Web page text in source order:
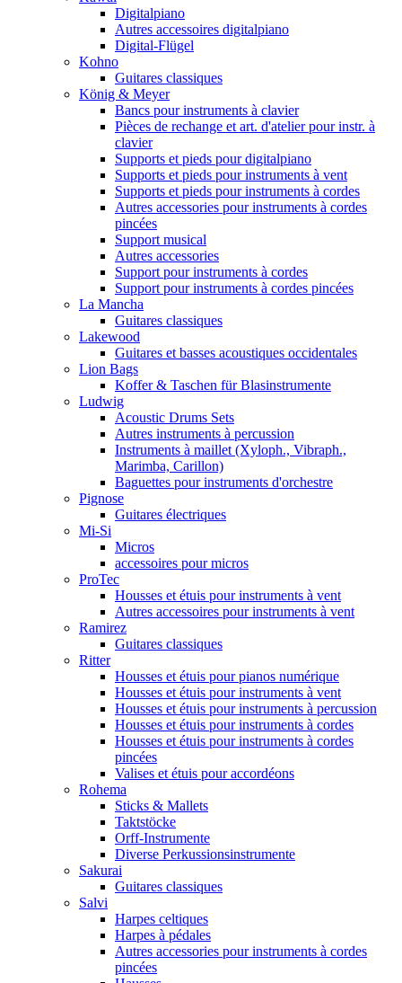
Digitalpiano
Autres accessoires digitalpiano
Digital-Flügel
Kohno
Guitares classiques
König & Meyer
Bancs pour instruments à clavier
Pièces de rechange et art. d'atelier pour instr. à
clavier
Supports et pieds pour digitalpiano
Supports et pieds pour instruments à vent
Supports et pieds pour instruments à cordes
Autres accessories pour instruments à cordes
pincées
Support musical
Autres accessories
Support pour instruments à cordes
Support pour instruments à cordes pincées
La Mancha
Guitares classiques
Lakewood
Guitares et basses acoustiques occidentales
Lion Bags
Koffer & Taschen für Blasinstrumente
Ludwig
Acoustic Drums Sets
Autres instruments à percussion
Instruments à maillet (Xyloph., Vibraph.,
Marimba, Carillon)
Baguettes pour instruments d'orchestre
Pignose
Guitares électriques
Mi-Si
Micros
accessoires pour micros
ProTec
Housses et étuis pour instruments à vent
Autres accessoires pour instruments à vent
Ramirez
Guitares classiques
Ritter
Housses et étuis pour pianos numérique
Housses et étuis pour instruments à vent
Housses et étuis pour instruments à percussion
Housses et étuis pour instruments à cordes
Housses et étuis pour instruments à cordes
pincées
Valises et étuis pour accordéons
Rohema
Sticks & Mallets
Taktstöcke
Orff-Instrumente
Diverse Perkussionsinstrumente
Sakurai
Guitares classiques
Salvi
Harpes celtiques
Harpes à pédales
Autres accessories pour instruments à cordes
pincées